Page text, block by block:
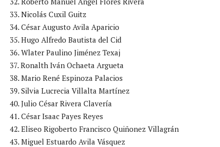
33. Nicolás Cuxil Guitz
34. César Augusto Avila Aparicio
35. Hugo Alfredo Bautista del Cid
36. Wlater Paulino Jiménez Texaj
37. Ronalth Iván Ochaeta Argueta
38. Mario René Espinoza Palacios
39. Silvia Lucrecia Villalta Martínez
40. Julio César Rivera Clavería
41. César Isaac Payes Reyes
42. Eliseo Rigoberto Francisco Quiñonez Villagrán
43. Miguel Estuardo Avila Vásquez